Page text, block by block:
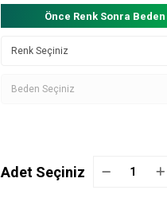
Önce Renk Sonra
Adet Seçiniz